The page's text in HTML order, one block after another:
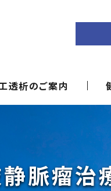
透析のご案内
脈瘤治